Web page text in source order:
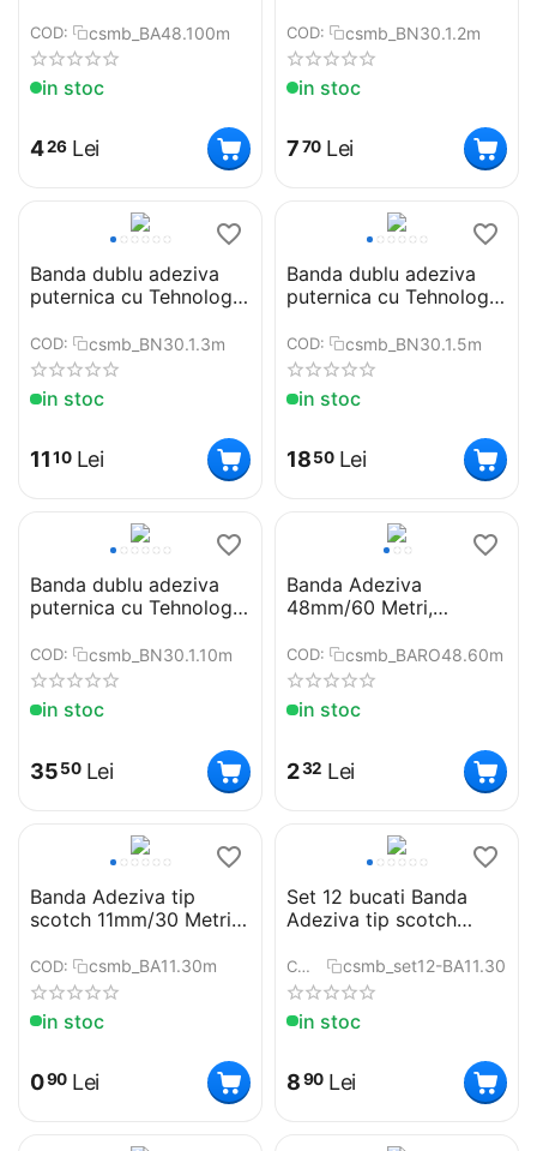
COD: csmb_BA48.100m
in stoc
426 Lei
Grosime 1mm, Latime
30 mm, Transparenta,
Siliconica, Rezistenta la
apa, Reutilizabila
COD: csmb_BN30.1.2m
in stoc
770 Lei
Banda dublu adeziva
puternica cu Tehnologie
Grosime 1mm, Latime
30 mm, Transparenta,
Siliconica, Rezistenta la
apa, Reutilizabila
COD: csmb_BN30.1.3m
in stoc
11 10 Lei
Banda dublu adeziva
puternica cu Tehnologie
Grosime 1mm, Latime
30 mm, Transparenta,
Siliconica, Rezistenta la
apa, Reutilizabila
COD: csmb_BN30.1.5m
in stoc
1850 Lei
Banda dublu adeziva
puternica cu Tehnologie
Grosime 1mm, Latime
30 mm, Transparenta,
Siliconica, Rezistenta la
apa, Reutilizabila
COD: csmb_BN30.1.10m
in stoc
3550 Lei
Banda Adeziva
48mm/60 Metri,
COD: csmb_BARO48.60m
in stoc
232 Lei
Banda Adeziva tip
scotch 11mm/30 Metri,
COD: csmb_BA11.30m
in stoc
090 Lei
Set 12 bucati Banda
Adeziva tip scotch
Transparenta
COD: csmb_set12-BA11.30m
in stoc
890 Lei